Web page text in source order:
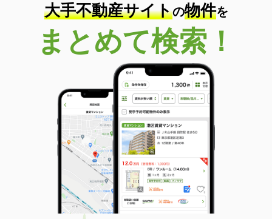
大手不動産サイトの物件を
まとめて検索！